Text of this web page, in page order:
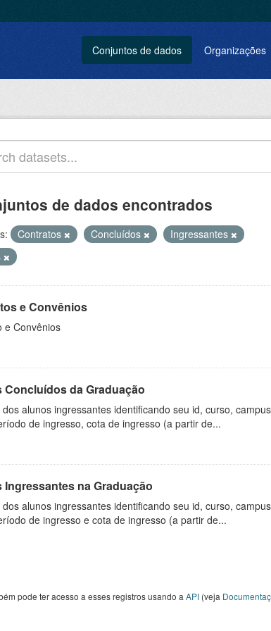
Conjuntos de dados Organizações
de dados encontrados
Contratos Concluídos
Ingressantes
e Convênios
e Convênios
Concluídos da Graduação
dos alunos ingressantes identificando seu id, curso,
de ingresso, cota de ingresso (a partir de...
na Graduação
dos alunos ingressantes identificando seu id, curso,
de ingresso e cota de ingresso (a partir de...
pode ter acesso a esses registros usando a API (veja